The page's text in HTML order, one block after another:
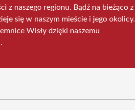
z naszego regionu. Bądź na bieżąco z
się w naszym mieście i jego okolicy.
Wisły dzięki naszemu